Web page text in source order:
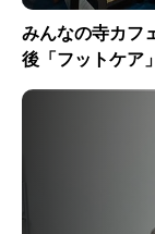
みんなの寺カフ
後「フットケア」